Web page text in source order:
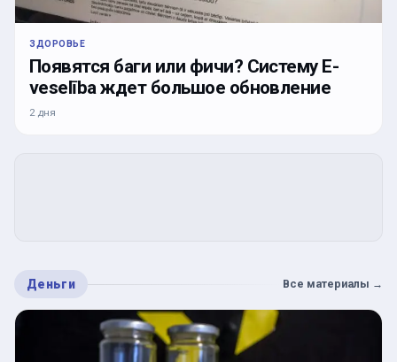
ЗДОРОВЬЕ
Появятся баги или фичи? Систему E-
veselība ждет большое обновление
2 дня
Деньги Все материалы →